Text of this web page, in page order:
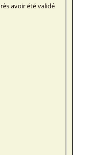
avoir été validé